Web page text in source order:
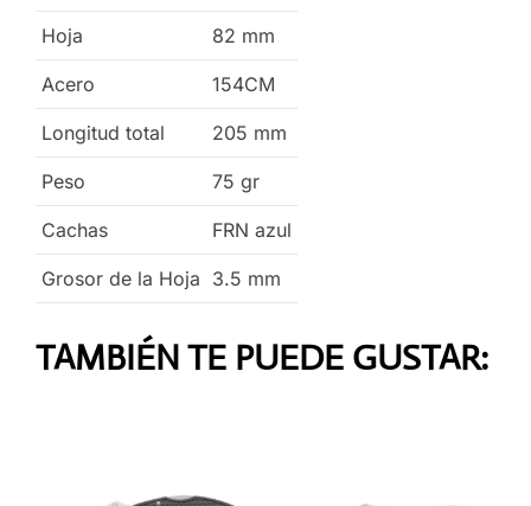
Hoja 82 mm
Acero 154CM
Longitud total 205 mm
Peso 75 gr
Cachas FRN azul
Grosor de la Hoja 3.5 mm
TAMBIÉN TE PUEDE GUSTAR: